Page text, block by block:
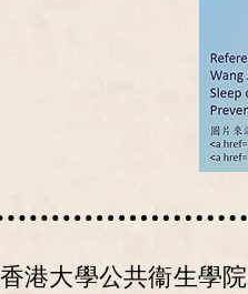
香港大學公共衞生學院